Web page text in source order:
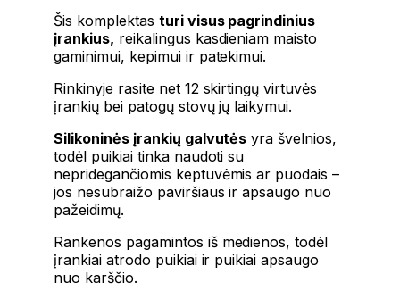
Šis komplektas turi visus pagrindinius
įrankius, reikalingus kasdieniam maisto
gaminimui, kepimui ir patekimui.
Rinkinyje rasite net 12 skirtingų virtuvės
įrankių bei patogų stovų jų laikymui.
Silikoninės įrankių galvutės yra švelnios,
todėl puikiai tinka naudoti su
nepridegančiomis keptuvėmis ar puodais –
jos nesubraižo paviršiaus ir apsaugo nuo
pažeidimų.
Rankenos pagamintos iš medienos, todėl
įrankiai atrodo puikiai ir puikiai apsaugo
nuo karščio.